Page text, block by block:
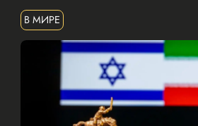
В МИРЕ